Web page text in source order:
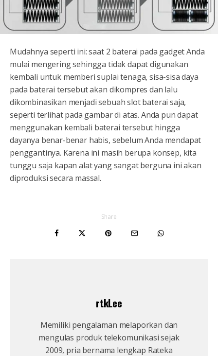
Mudahnya seperti ini: saat 2 baterai pada gadget Anda
mulai mengering sehingga tidak dapat digunakan
kembali untuk memberi suplai tenaga, sisa-sisa daya
pada baterai tersebut akan dikompres dan lalu
dikombinasikan menjadi sebuah slot baterai saja,
seperti terlihat pada gambar di atas. Anda pun dapat
menggunakan kembali baterai tersebut hingga
dayanya benar-benar habis, sebelum Anda mendapat
penggantinya. Karena ini masih berupa konsep, kita
tunggu saja kapan alat yang sangat berguna ini akan
diproduksi secara massal.
Share
rtkLee
Memiliki pengalaman melaporkan dan
mengulas produk telekomunikasi sejak
2009, pria bernama lengkap Rateka